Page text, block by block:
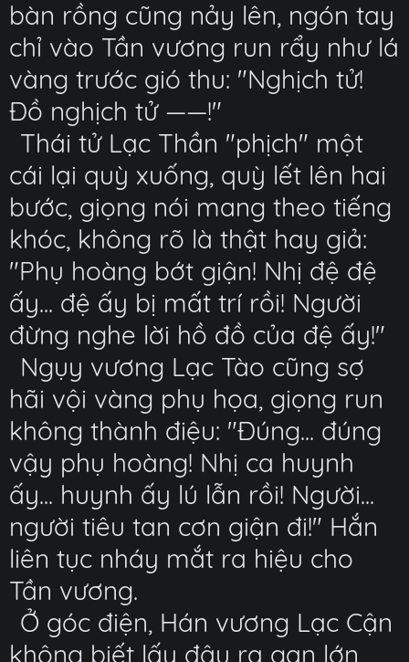
bàn rồng cũng nảy lên, ngón tay
chỉ vào Tần vương run rẩy như lá
vàng trước gió thu: "Nghịch tử!
Đồ nghịch tử ——!"
Thái tử Lạc Thần "phịch" một
cái lại quỳ xuống, quỳ lết lên hai
bước, giọng nói mang theo tiếng
khóc, không rõ là thật hay giả:
"Phụ hoàng bớt giận! Nhị đệ đệ
ấy... đệ ấy bị mất trí rồi! Người
đừng nghe lời hồ đồ của đệ ấy!"
Ngụy vương Lạc Tào cũng sợ
hãi vội vàng phụ họa, giọng run
không thành điệu: "Đúng... đúng
vậy phụ hoàng! Nhị ca huynh
ấy... huynh ấy lú lẫn rồi! Người...
người tiêu tan cơn giận đi!" Hắn
liên tục nháy mắt ra hiệu cho
Tần vương.
Ở góc điện, Hán vương Lạc Cận
không biết lấy đâu ra gan lớn,